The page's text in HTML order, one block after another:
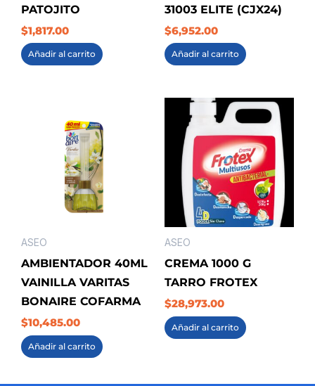
PATOJITO
$1,817.00
Añadir al carrito
31003 ELITE (CJX24)
$6,952.00
Añadir al carrito
ASEO
AMBIENTADOR 40ML
VAINILLA VARITAS
BONAIRE COFARMA
$10,485.00
Añadir al carrito
ASEO
CREMA 1000 G
TARRO FROTEX
$28,973.00
Añadir al carrito